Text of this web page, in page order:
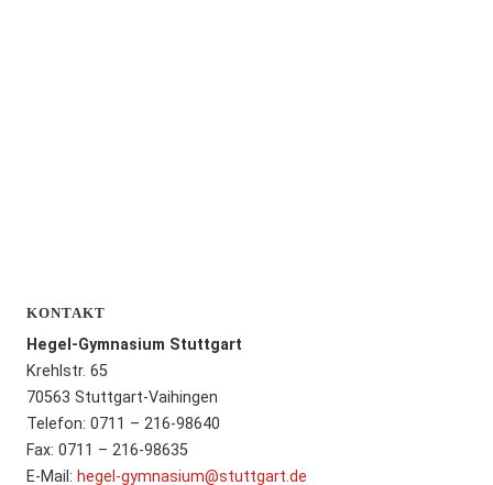
KONTAKT
Hegel-Gymnasium Stuttgart
Krehlstr. 65
70563 Stuttgart-Vaihingen
Telefon: 0711 – 216-98640
Fax: 0711 – 216-98635
E-Mail: hegel-gymnasium@stuttgart.de